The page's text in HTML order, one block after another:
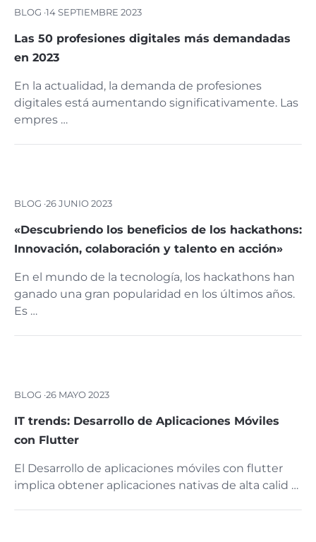
BLOG ·14 SEPTIEMBRE 2023
Las 50 profesiones digitales más demandadas
en 2023
En la actualidad, la demanda de profesiones
digitales está aumentando significativamente. Las
empres …
BLOG ·26 JUNIO 2023
«Descubriendo los beneficios de los hackathons:
Innovación, colaboración y talento en acción»
En el mundo de la tecnología, los hackathons han
ganado una gran popularidad en los últimos años.
Es …
BLOG ·26 MAYO 2023
IT trends: Desarrollo de Aplicaciones Móviles
con Flutter
El Desarrollo de aplicaciones móviles con flutter
implica obtener aplicaciones nativas de alta calid …